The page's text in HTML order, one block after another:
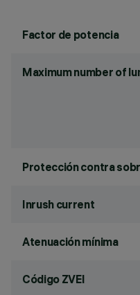
Factor de potencia
Maximum number of
Protección contra
Inrush current
Atenuación mínima
Código ZVEI